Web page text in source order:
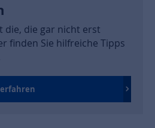
die, die gar nicht erst
finden Sie hilfreiche Tipps